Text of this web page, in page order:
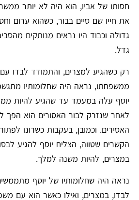
חסותו של אביו, הוא היה לא יותר
את חייו שם סיים בבור, כשהוא ערום
גדולה וכבוד היו נראים מנותקים
גדל.
רק כשהגיע למצרים, והתמודד לבדו עם
ממשפחתו, נראה היה שחלומותיו
יוסף עלה במעמד עד שהגיע להיות
לאחר שנזרק לבור האסורים הוא הפך
האסירים. וכמובן, בעקבות כשרונו
הקשרים שטווה, הצליח יוסף להגיע
במצרים, להיות משנה למלך.
נראה היה שחלומותיו של יוסף
לבדו, במצרים, ואילו כאשר הוא עם